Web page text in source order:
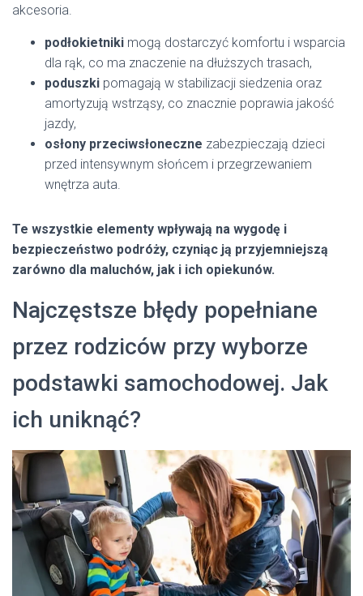
akcesoria.
podłokietniki mogą dostarczyć komfortu i wsparcia
dla rąk, co ma znaczenie na dłuższych trasach,
poduszki pomagają w stabilizacji siedzenia oraz
amortyzują wstrząsy, co znacznie poprawia jakość
jazdy,
osłony przeciwsłoneczne zabezpieczają dzieci
przed intensywnym słońcem i przegrzewaniem
wnętrza auta.
Te wszystkie elementy wpływają na wygodę i
bezpieczeństwo podróży, czyniąc ją przyjemniejszą
zarówno dla maluchów, jak i ich opiekunów.
Najczęstsze błędy popełniane
przez rodziców przy wyborze
podstawki samochodowej. Jak
ich uniknąć?